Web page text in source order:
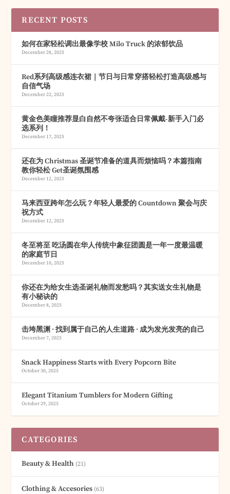
RECENT POSTS
如何在家轻松调出最像学校 Milo Truck 的浓郁饮品
December 28, 2025
Red系列高级感连衣裙｜节日与日常穿搭轻松打造高级感与
自信气场
December 22, 2025
黄金色美瞳推荐显白自然不夸张适合日常佩戴-新手入门必
选系列！
December 17, 2025
还在为 Christmas 圣诞节准备的道具而烦恼吗？本篇指南
教你轻松 Get圣诞氛围感
December 12, 2025
马来西亚跨年怎么玩？年轻人最爱的 Countdown 聚会与庆
祝方式
December 12, 2025
冬至将至 吃汤圆在华人传统中象征团圆是一年一度最温暖
的家庭节日
December 10, 2025
你还在为给女生选圣诞礼物而发愁吗？其实送女生礼物是
有小秘诀的
December 8, 2025
击垮黑渊 · 找到属于自己的人生道路 · 成为发光发亮的自己
December 7, 2025
Snack Happiness Starts with Every Popcorn Bite
October 30, 2025
Elegant Titanium Tumblers for Modern Gifting
October 29, 2025
CATEGORIES
Beauty & Health (21)
Clothing & Accesories (63)